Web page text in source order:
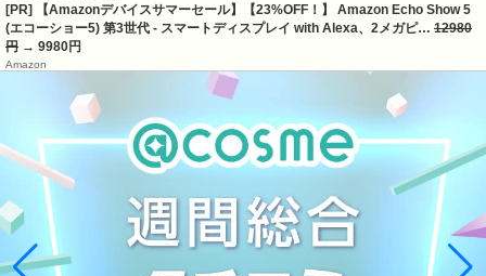
[PR] 【Amazonデバイスサマーセール】【23%OFF！】 Amazon Echo Show 5
(エコーショー5) 第3世代 - スマートディスプレイ with Alexa、2メガピ… 12980
円 → 9980円
Amazon